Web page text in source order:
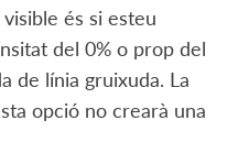
és si esteu
del 0% o prop del
de línia gruixuda. La
opció no crearà una